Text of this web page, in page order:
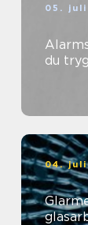
05. juli
du
04.